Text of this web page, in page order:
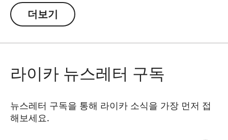
almost no time.
더보기
라이카 뉴스레터 구독
뉴스레터 구독을 통해 라이카 소식을 가장 먼저 접
해보세요.